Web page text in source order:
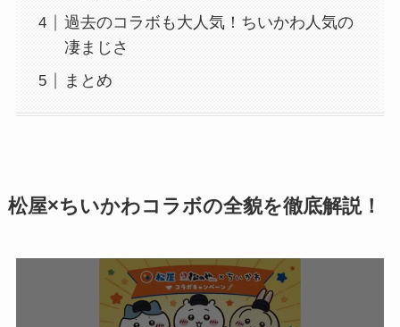
過去のコラボも大人気！ちいかわ人気の
凄まじさ
まとめ
松屋×ちいかわコラボの全貌を徹底解説！